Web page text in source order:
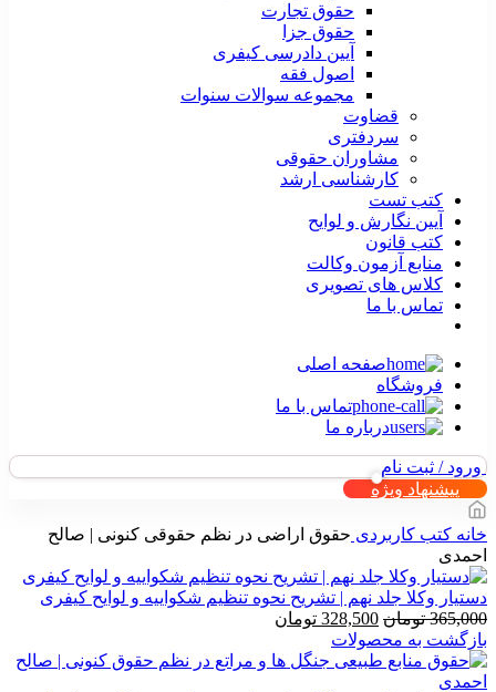
حقوق تجارت
حقوق جزا
آیین دادرسی کیفری
اصول فقه
مجموعه سوالات سنوات
قضاوت
سردفتری
مشاوران حقوقی
کارشناسی ارشد
کتب تست
آیین نگارش و لوایح
کتب قانون
منابع آزمون وکالت
کلاس های تصویری
تماس با ما
صفحه اصلی
فروشگاه
تماس با ما
درباره ما
ورود / ثبت نام
پیشنهاد ویژه
خانه کتب کاربردی حقوق اراضی در نظم حقوقی کنونی | صالح
احمدی
دستیار وکلا جلد نهم | تشریح نحوه تنظیم شکواییه و لوایح کیفری
365,000 تومان قیمت
اصلی
365,000 تومان
328,500 تومان
328,500 تومان
بازگشت به محصولات